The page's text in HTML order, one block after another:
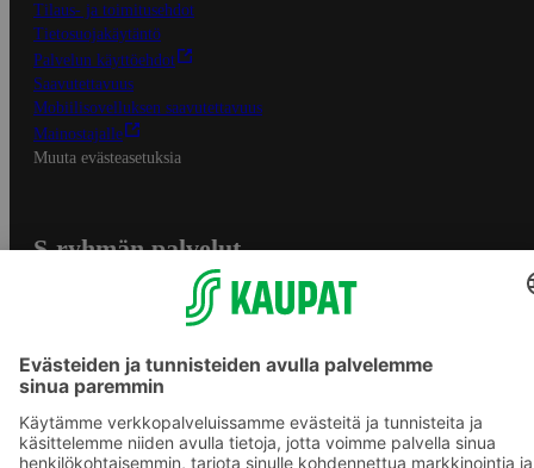
Tilaus- ja toimitusehdot
Tietosuojakäytäntö
Palvelun käyttöehdot
Saavutettavuus
Mobiilisovelluksen saavutettavuus
Mainostajalle
Muuta evästeasetuksia
S-ryhmän palvelut
Yhteishyvä Ruoka -sovellus
S-ostoslista -sovellus
Prisma.fi
Sokos.fi